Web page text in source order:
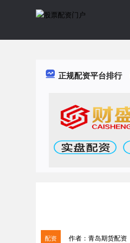
正规配资平台排行
配资 作者：青岛期货配资